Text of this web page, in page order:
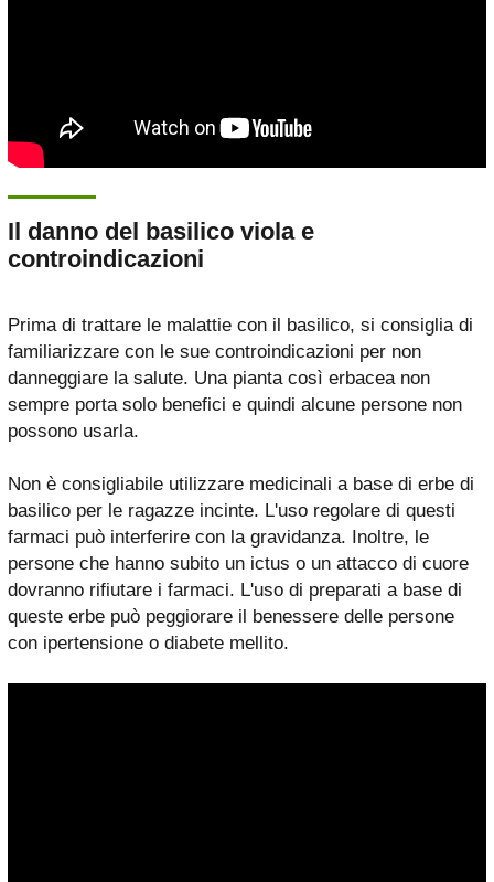
Il danno del basilico viola e
controindicazioni
Prima di trattare le malattie con il basilico, si consiglia di
familiarizzare con le sue controindicazioni per non
danneggiare la salute. Una pianta così erbacea non
sempre porta solo benefici e quindi alcune persone non
possono usarla.
Non è consigliabile utilizzare medicinali a base di erbe di
basilico per le ragazze incinte. L'uso regolare di questi
farmaci può interferire con la gravidanza. Inoltre, le
persone che hanno subito un ictus o un attacco di cuore
dovranno rifiutare i farmaci. L'uso di preparati a base di
queste erbe può peggiorare il benessere delle persone
con ipertensione o diabete mellito.